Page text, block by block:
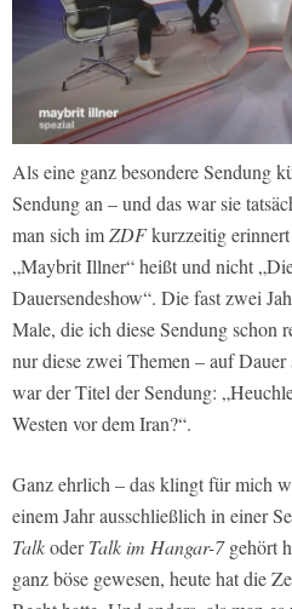
Als eine ganz besondere Sendung
Sendung an – und das war sie
man sich imZDFkurzzeitig erinnert
„Maybrit Illner“ heißt und nicht
Dauersendeshow“. Die fast zwei
Male, die ich diese Sendung schon
nur diese zwei Themen – auf Dauer
war der Titel der Sendung:
Westen vor dem Iran?“.
Ganz ehrlich – das klingt für mich
einem Jahr ausschließlich in einer
TalkoderTalk im Hangar-7gehört
ganz böse gewesen, heute hat die